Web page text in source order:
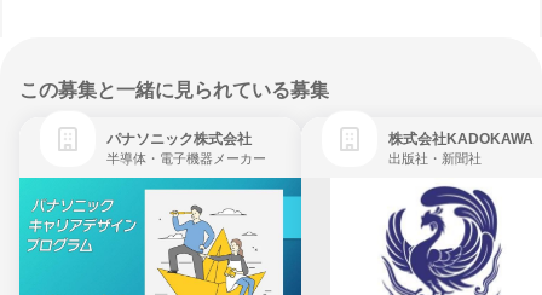
この募集と一緒に見られている募集
パナソニック株式会社
半導体・電子機器メーカー
株式会社KADOKAWA
出版社・新聞社